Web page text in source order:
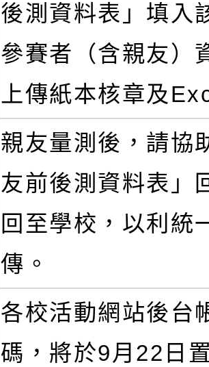
後測資料表」填入
參賽者（含親友）
上傳紙本核章及
親友量測後，請協
友前後測資料表」
回至學校，以利統
傳。
各校活動網站後台
碼，將於9月22日